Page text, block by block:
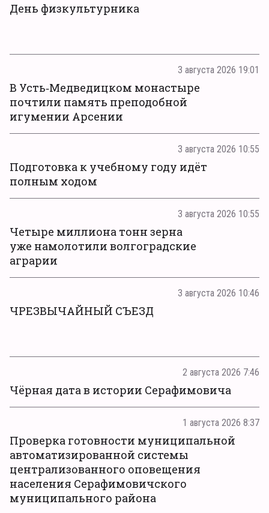
День физкультурника
3 августа 2026 19:01
В Усть‑Медведицком монастыре
почтили память преподобной
игумении Арсении
3 августа 2026 10:55
Подготовка к учебному году идёт
полным ходом
3 августа 2026 10:55
Четыре миллиона тонн зерна
уже намолотили волгоградские
аграрии
3 августа 2026 10:46
ЧРЕЗВЫЧАЙНЫЙ СЪЕЗД
2 августа 2026 7:46
Чёрная дата в истории Серафимовича
1 августа 2026 8:37
Проверка готовности муниципальной
автоматизированной системы
централизованного оповещения
населения Серафимовичского
муниципального района